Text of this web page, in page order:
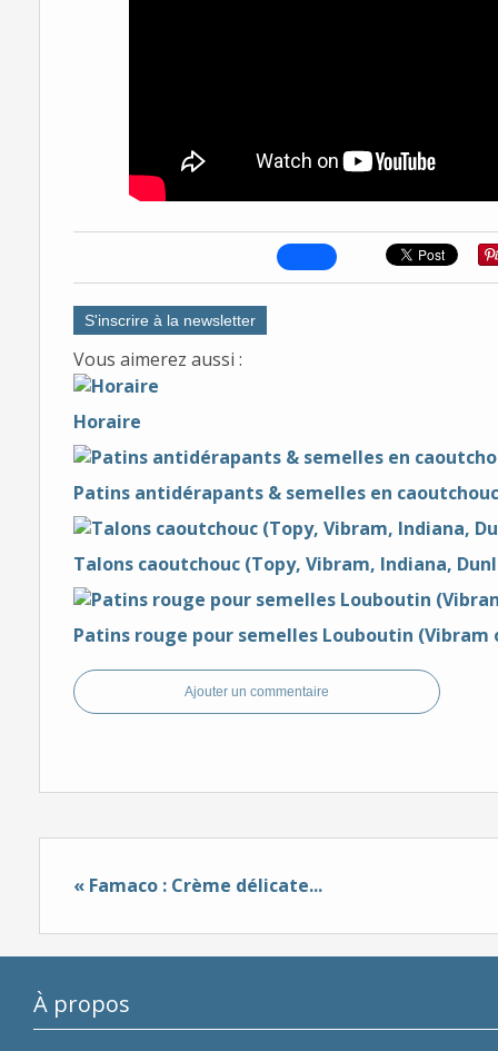
S'inscrire à la newsletter
Vous aimerez aussi :
Horaire
Patins antidérapants & semelles en
Talons caoutchouc (Topy, Vibram, Indiana,
Patins rouge pour semelles Louboutin (Vibram
Ajouter un commentaire
« Famaco : Crème délicate...
À propos